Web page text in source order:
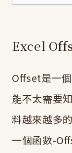
Excel
Offset是一
能不太需要
料越來越多
一個函數-